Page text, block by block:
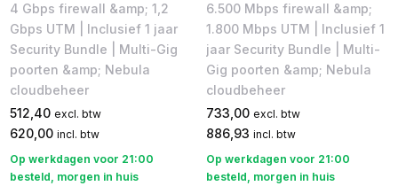
4 Gbps firewall &amp; 1,2
Gbps UTM | Inclusief 1 jaar
Security Bundle | Multi-Gig
poorten &amp; Nebula
cloudbeheer
512,40 excl. btw
620,00 incl. btw
Op werkdagen voor 21:00
besteld, morgen in huis
6.500 Mbps firewall &amp;
1.800 Mbps UTM | Inclusief 1
jaar Security Bundle | Multi-
Gig poorten &amp; Nebula
cloudbeheer
733,00 excl. btw
886,93 incl. btw
Op werkdagen voor 21:00
besteld, morgen in huis